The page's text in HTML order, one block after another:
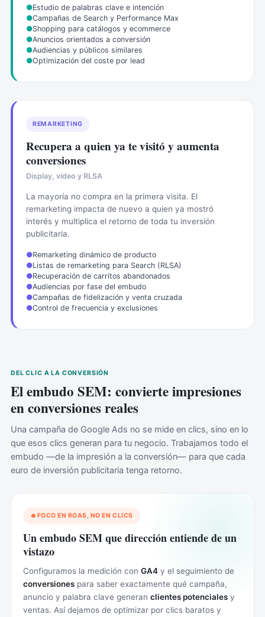
●Estudio de palabras clave e intención
●Campañas de Search y Performance Max
●Shopping para catálogos y ecommerce
●Anuncios orientados a conversión
●Audiencias y públicos similares
●Optimización del coste por lead
REMARKETING
Recupera a quien ya te visitó y aumenta
conversiones
Display, vídeo y RLSA
La mayoría no compra en la primera visita. El
remarketing impacta de nuevo a quien ya mostró
interés y multiplica el retorno de toda tu inversión
publicitaria.
●Remarketing dinámico de producto
●Listas de remarketing para Search (RLSA)
●Recuperación de carritos abandonados
●Audiencias por fase del embudo
●Campañas de fidelización y venta cruzada
●Control de frecuencia y exclusiones
DEL CLIC A LA CONVERSIÓN
El embudo SEM: convierte impresiones
en conversiones reales
Una campaña de Google Ads no se mide en clics, sino en lo
que esos clics generan para tu negocio. Trabajamos todo el
embudo —de la impresión a la conversión— para que cada
euro de inversión publicitaria tenga retorno.
FOCO EN ROAS, NO EN CLICS
Un embudo SEM que dirección entiende de un
vistazo
Configuramos la medición con GA4 y el seguimiento de
conversiones para saber exactamente qué campaña,
anuncio y palabra clave generan clientes potenciales y
ventas. Así dejamos de optimizar por clics baratos y